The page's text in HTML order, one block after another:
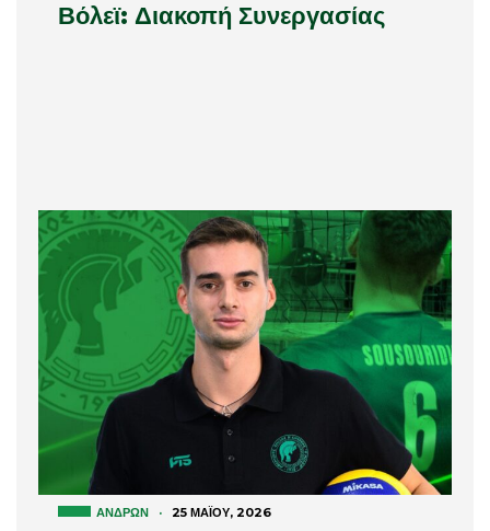
Βόλεϊ: Διακοπή Συνεργασίας
ΑΝΔΡΏΝ · 25 ΜΑΪ́ΟΥ, 2026